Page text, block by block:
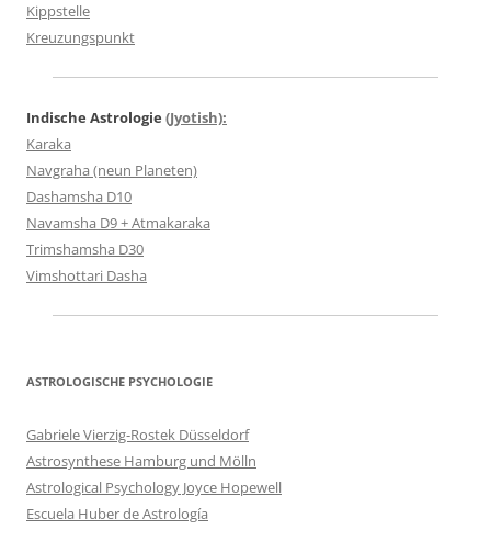
Kippstelle
Kreuzungspunkt
Indische Astrologie (Jyotish):
Karaka
Navgraha (neun Planeten)
Dashamsha D10
Navamsha D9 + Atmakaraka
Trimshamsha D30
Vimshottari Dasha
ASTROLOGISCHE PSYCHOLOGIE
Gabriele Vierzig-Rostek Düsseldorf
Astrosynthese Hamburg und Mölln
Astrological Psychology Joyce Hopewell
Escuela Huber de Astrología